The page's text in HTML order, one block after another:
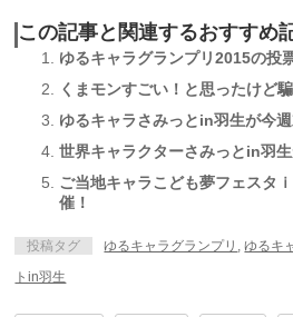
この記事と関連するおすすめ
ゆるキャラグランプリ2015の投
くまモンすごい！と思ったけど
ゆるキャラさみっとin羽生が今
世界キャラクターさみっとin羽生
ご当地キャラこども夢フェスタ
催！
投稿タグ ゆるキャラグランプリ ,ゆるキ
トin羽生